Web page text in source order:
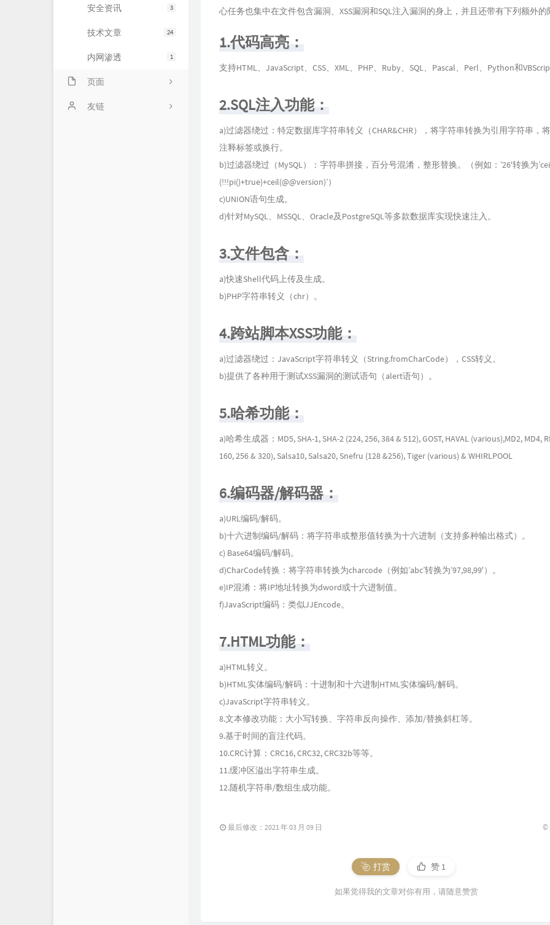
3
安全资讯
24
技术文章
1
内网渗透
页面
About
友链
心任务也集中在文件包含漏洞、XSS漏洞和SQL注入漏洞的身上，并且还带有下列额外
1.代码高亮：
支持HTML、JavaScript、CSS、XML、PHP、Ruby、SQL、Pascal、Perl、Python和
2.SQL注入功能：
a)过滤器绕过：特定数据库字符串转义（CHAR&CHR），将字符串转换为引用字符串，
注释标签或换行。
b)过滤器绕过（MySQL）：字符串拼接，百分号混淆，整形替换。（例如：’26′转换为
(!!!pi()+true)+ceil(@@version)’）
c)UNION语句生成。
d)针对MySQL、MSSQL、Oracle及PostgreSQL等多款数据库实现快速注入。
3.文件包含：
a)快速Shell代码上传及生成。
b)PHP字符串转义（chr）。
4.跨站脚本XSS功能：
a)过滤器绕过：JavaScript字符串转义（String.fromCharCode），CSS转义。
b)提供了各种用于测试XSS漏洞的测试语句（alert语句）。
5.哈希功能：
a)哈希生成器：MD5, SHA-1, SHA-2 (224, 256, 384 & 512), GOST, HAVAL (various),MD2, MD4,
160, 256 & 320), Salsa10, Salsa20, Snefru (128 &256), Tiger (various) & WHIRLPOOL
6.编码器/解码器：
a)URL编码/解码。
b)十六进制编码/解码：将字符串或整形值转换为十六进制（支持多种输出格式）。
c) Base64编码/解码。
d)CharCode转换：将字符串转换为charcode（例如’abc’转换为’97,98,99′）。
e)IP混淆：将IP地址转换为dword或十六进制值。
f)JavaScript编码：类似JJEncode。
7.HTML功能：
a)HTML转义。
b)HTML实体编码/解码：十进制和十六进制HTML实体编码/解码。
c)JavaScript字符串转义。
8.文本修改功能：大小写转换、字符串反向操作、添加/替换斜杠等。
9.基于时间的盲注代码。
10.CRC计算：CRC16, CRC32, CRC32b等等。
11.缓冲区溢出字符串生成。
12.随机字符串/数组生成功能。
最后修改：2021 年 03 月 09 日 ©
打赏 赞 1
如果觉得我的文章对你有用，请随意赞赏